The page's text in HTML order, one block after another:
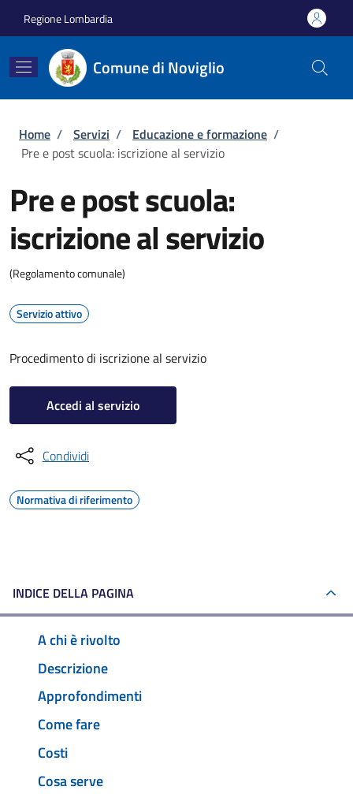
Regione Lombardia
Comune di Noviglio
Briciole di pane
Home / Servizi / Educazione e formazione /
Pre e post scuola: iscrizione al servizio
Pre e post scuola:
iscrizione al servizio
(Regolamento comunale)
Servizio attivo
Procedimento di iscrizione al servizio
Accedi al servizio
Condividi
Normativa di riferimento
INDICE DELLA PAGINA
A chi è rivolto
Descrizione
Approfondimenti
Come fare
Costi
Cosa serve